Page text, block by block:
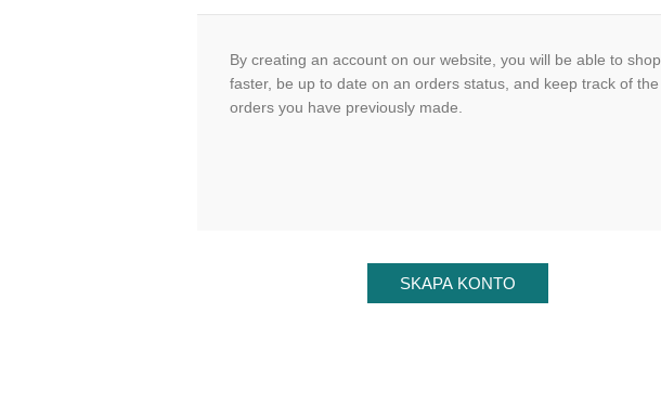
By creating an account on our website, you will be able to shop
faster, be up to date on an orders status, and keep track of the
orders you have previously made.